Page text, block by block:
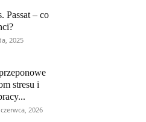
Passat – co
2025
stresu i
2026